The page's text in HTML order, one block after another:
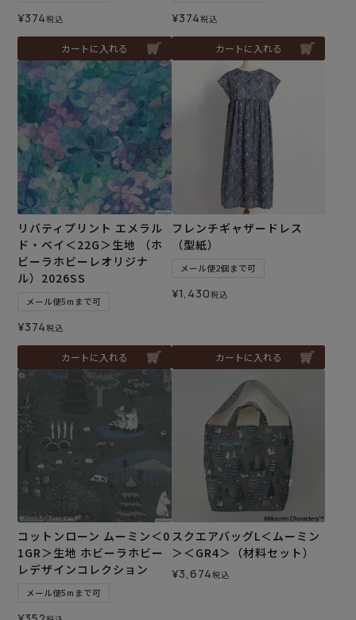
¥374税込
カートに入れる
¥374税込
カートに入れる
リバティプリント エメラル
ド・ベイ＜22G＞生地 （ホ
ビーラホビーレオリジナ
ル）2026SS
メール便5mまで可
¥374税込
カートに入れる
フレンチギャザードレス
（型紙）
メール便2個まで可
¥1,430税込
カートに入れる
コットンローン ムーミン＜0
1GR＞生地 ホビーラホビー
レデザインコレクション
メール便5mまで可
スクエアバッグL＜ムーミン
＞＜GR4＞（材料セット）
¥3,674税込